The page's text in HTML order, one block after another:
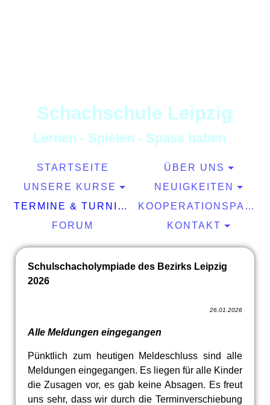
Schachschule Leipzig
Lernen - Spielen - Spass haben
STARTSEITE
ÜBER UNS
UNSERE KURSE
NEUIGKEITEN
TERMINE & TURNIERE
KOOPERATIONSPARTNER
FORUM
KONTAKT
Schulschacholympiade des Bezirks Leipzig
2026
26.01.2026
Alle Meldungen eingegangen
Pünktlich zum heutigen Meldeschluss sind alle
Meldungen eingegangen. Es liegen für alle Kinder
die Zusagen vor, es gab keine Absagen. Es freut
uns sehr, dass wir durch die Terminverschiebung